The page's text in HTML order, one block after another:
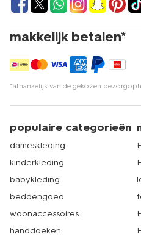
makkelijk betalen*
*afhankelijk van de gekozen
populaire categorieën
dameskleding
kinderkleding
babykleding
beddengoed
woonaccessoires
handdoeken